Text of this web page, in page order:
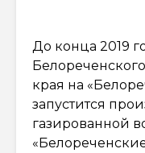
До конца 2019
края на
запустится
газированной